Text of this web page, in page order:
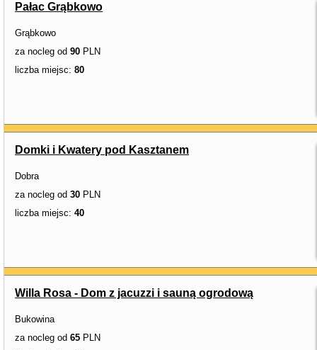
Pałac Grąbkowo
Grąbkowo
za nocleg od 90 PLN
liczba miejsc: 80
Domki i Kwatery pod Kasztanem
Dobra
za nocleg od 30 PLN
liczba miejsc: 40
Willa Rosa - Dom z jacuzzi i sauną ogrodową
Bukowina
za nocleg od 65 PLN